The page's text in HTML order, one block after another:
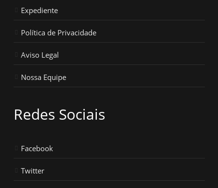
Expediente
Política de Privacidade
Aviso Legal
Nossa Equipe
Redes Sociais
Facebook
Twitter